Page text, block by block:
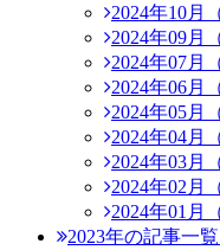
2024年10月
2024年09月
2024年07月
2024年06月
2024年05月
2024年04月
2024年03月
2024年02月
2024年01月
2023年の記事一覧